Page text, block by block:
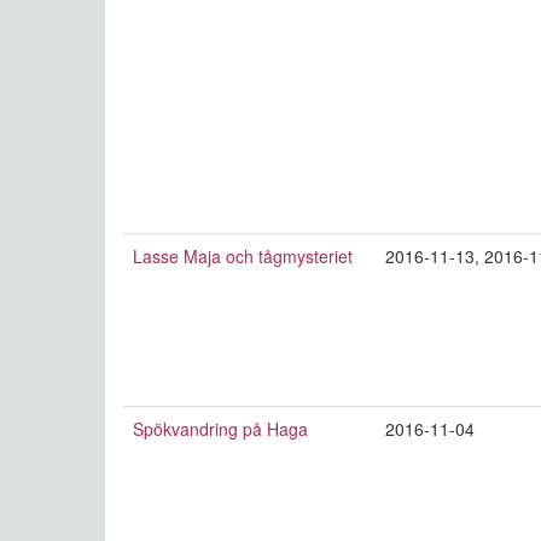
Lasse Maja och tågmysteriet 2016-11-13, 2016-
Spökvandring på Haga 2016-11-04